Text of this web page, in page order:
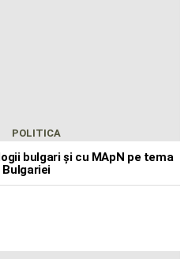
POLITICA
bulgari și cu MApN pe tema